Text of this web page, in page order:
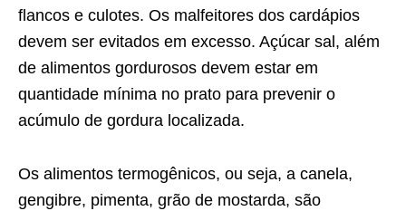
flancos e culotes. Os malfeitores dos cardápios
devem ser evitados em excesso. Açúcar sal, além
de alimentos gordurosos devem estar em
quantidade mínima no prato para prevenir o
acúmulo de gordura localizada.
Os alimentos termogênicos, ou seja, a canela,
gengibre, pimenta, grão de mostarda, são